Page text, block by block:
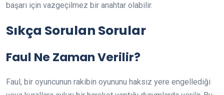
başarı için vazgeçilmez bir anahtar olabilir.
Sıkça Sorulan Sorular
Faul Ne Zaman Verilir?
Faul, bir oyuncunun rakibin oyununu haksız yere engellediği